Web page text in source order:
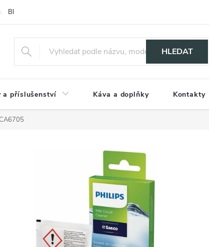
Blog
HLEDAT
a příslušenství Káva a doplňky Kontakty